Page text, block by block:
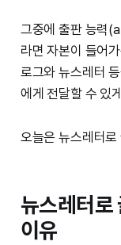
그중에 출판 능력
라면 자본이 들어
로그와 뉴스레터
에게 전달할 수 있
오늘은 뉴스레터
뉴스레터로
이유